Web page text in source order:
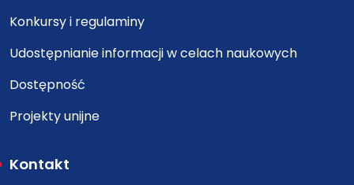
Konkursy i regulaminy
Udostępnianie informacji w celach naukowych
Dostępność
Projekty unijne
Kontakt